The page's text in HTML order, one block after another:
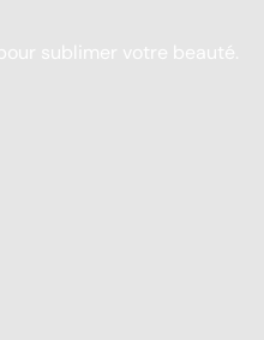
sublimer votre beauté.